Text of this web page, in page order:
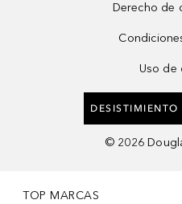
Derecho de
Uso de
© 2026
TOP MARCAS